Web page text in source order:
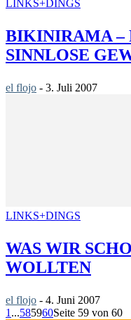
LINKS+DINGS
BIKINIRAMA –
SINNLOSE
el flojo - 3. Juli 2007
LINKS+DINGS
WAS WIR
WOLLTEN
el flojo - 4. Juni 2007
1 ...585960Seite 59 von 60